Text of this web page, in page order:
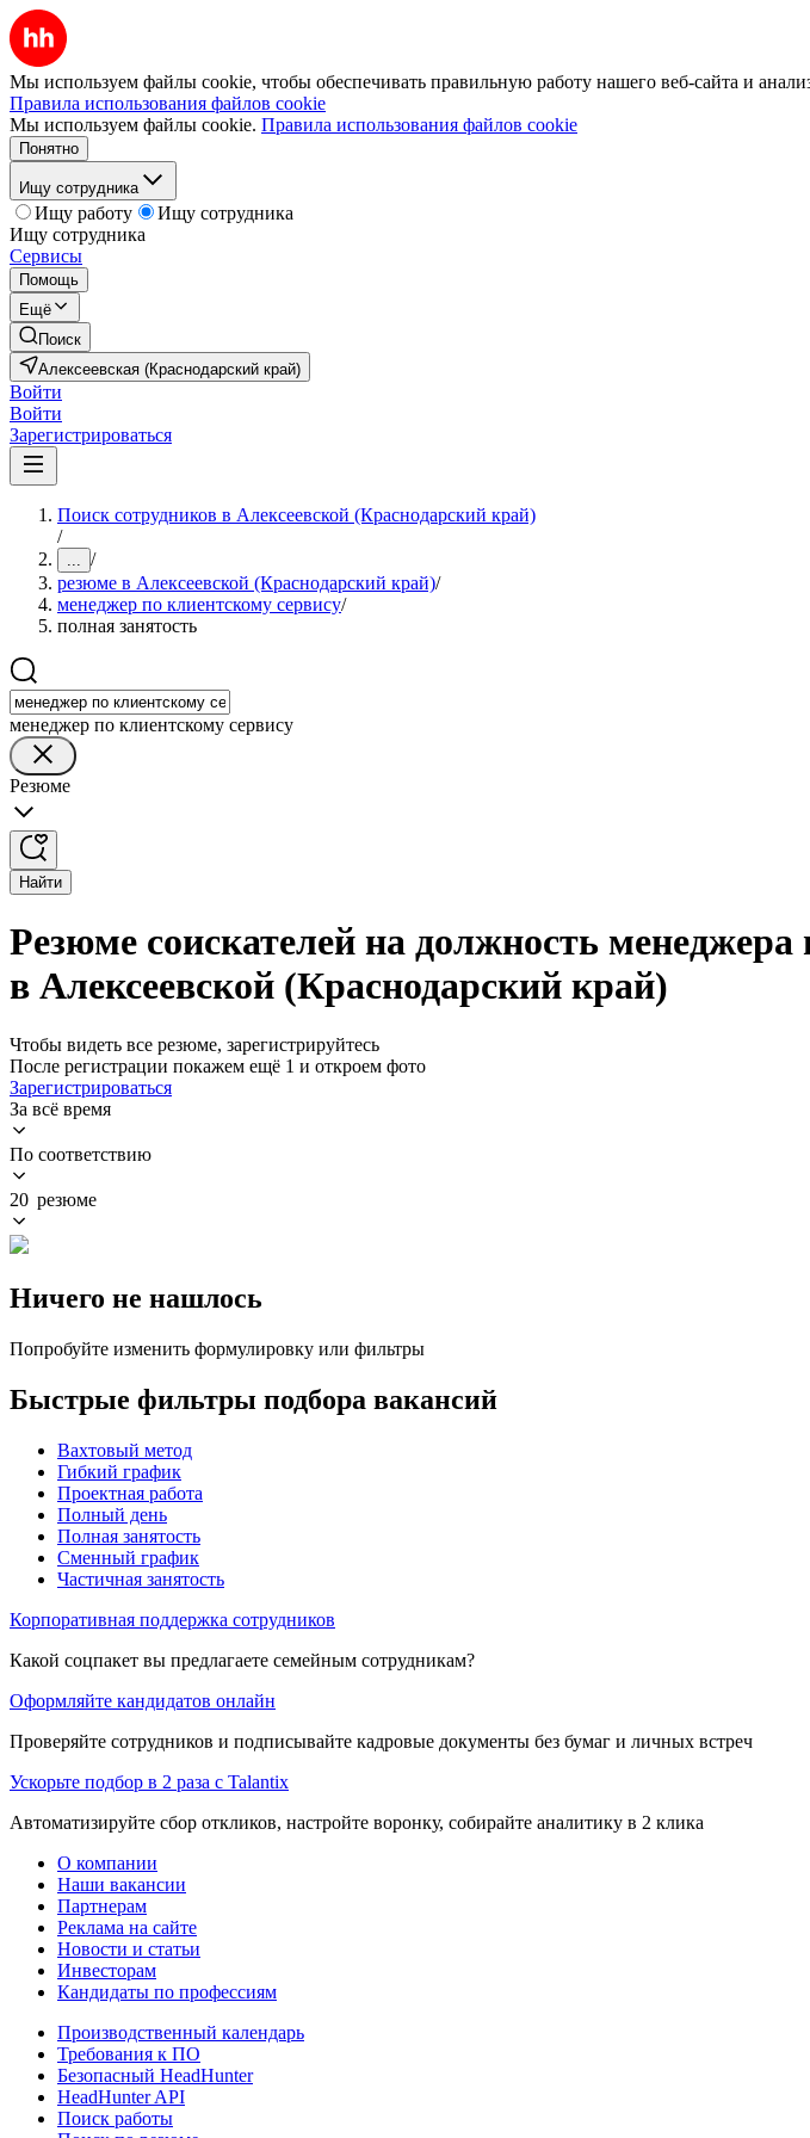
Мы используем файлы cookie, чтобы обеспечивать правильную работу нашего веб-сайта и
Правила использования файлов cookie
Мы используем файлы cookie. Правила использования файлов cookie
Понятно
Ищу сотрудника
Ищу работу
Ищу сотрудника
Ищу сотрудника
Сервисы
Помощь
Ещё
Поиск
Алексеевская (Краснодарский край)
Войти
Войти
Зарегистрироваться
Поиск сотрудников в Алексеевской (Краснодарский край)
/
... /
резюме в Алексеевской (Краснодарский край)/
менеджер по клиентскому сервису/
полная занятость
менеджер по клиентскому сервису
Резюме
Найти
Резюме соискателей на должность
в Алексеевской (Краснодарский край)
Чтобы видеть все резюме, зарегистрируйтесь
После регистрации покажем ещё 1 и откроем фото
Зарегистрироваться
За всё время
По соответствию
20 резюме
Ничего не нашлось
Попробуйте изменить формулировку или фильтры
Быстрые фильтры подбора вакансий
Вахтовый метод
Гибкий график
Проектная работа
Полный день
Полная занятость
Сменный график
Частичная занятость
Корпоративная поддержка сотрудников
Какой соцпакет вы предлагаете семейным сотрудникам?
Оформляйте кандидатов онлайн
Проверяйте сотрудников и подписывайте кадровые документы без бумаг и личных встреч
Ускорьте подбор в 2 раза с Talantix
Автоматизируйте сбор откликов, настройте воронку, собирайте аналитику в 2 клика
О компании
Наши вакансии
Партнерам
Реклама на сайте
Новости и статьи
Инвесторам
Кандидаты по профессиям
Производственный календарь
Требования к ПО
Безопасный HeadHunter
HeadHunter API
Поиск работы